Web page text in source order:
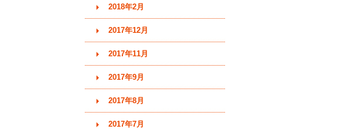
2018年2月
2017年12月
2017年11月
2017年9月
2017年8月
2017年7月